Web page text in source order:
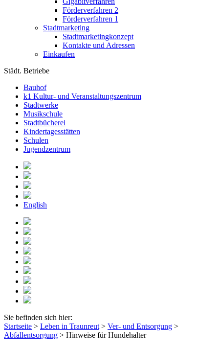
Förderverfahren 2
Förderverfahren 1
Stadtmarketing
Stadtmarketingkonzept
Kontakte und Adressen
Einkaufen
Städt. Betriebe
Bauhof
k1 Kultur- und Veranstaltungszentrum
Stadtwerke
Musikschule
Stadtbücherei
Kindertagesstätten
Schulen
Jugendzentrum
English
Sie befinden sich hier:
Startseite > Leben in Traunreut > Ver- und Entsorgung >
Abfallentsorgung > Hinweise für Hundehalter